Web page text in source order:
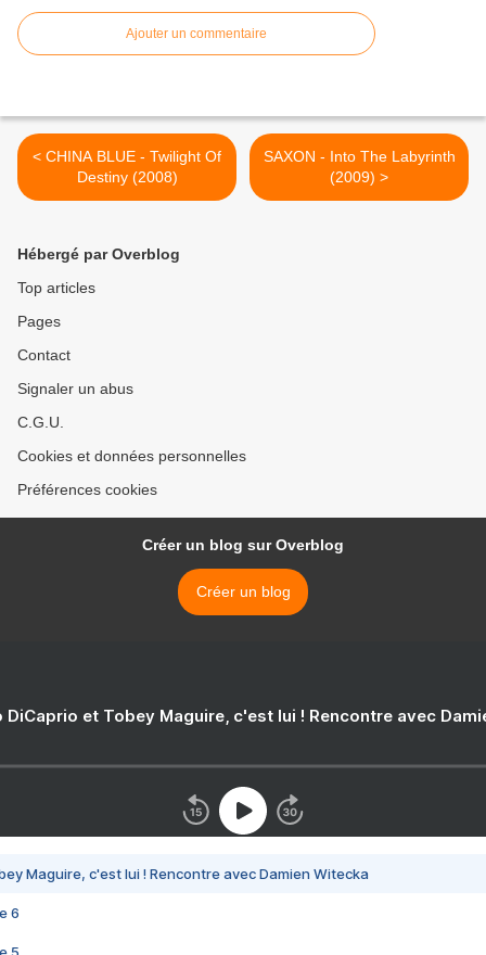
Ajouter un commentaire
< CHINA BLUE - Twilight Of
Destiny (2008)
SAXON - Into The Labyrinth
(2009) >
Hébergé par Overblog
Top articles
Pages
Contact
Signaler un abus
C.G.U.
Cookies et données personnelles
Préférences cookies
Créer un blog sur Overblog
Créer un blog
DiCaprio et Tobey Maguire, c'est lui ! Rencontre avec
Maguire, c'est lui ! Rencontre avec Damien Witecka
6